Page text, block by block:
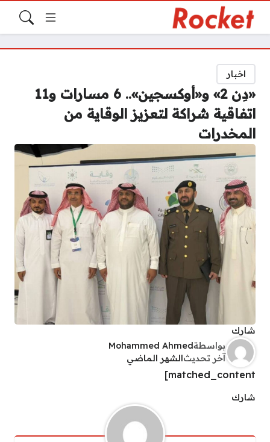
اخبار
«دِن 2» و«أوكسجين».. 6 مسارات و11
اتفاقية شراكة لتعزيز الوقاية من
المخدرات
شارك
بواسطةMohammed Ahmed
آخر تحديثالشهر الماضي
matched_content]
شارك